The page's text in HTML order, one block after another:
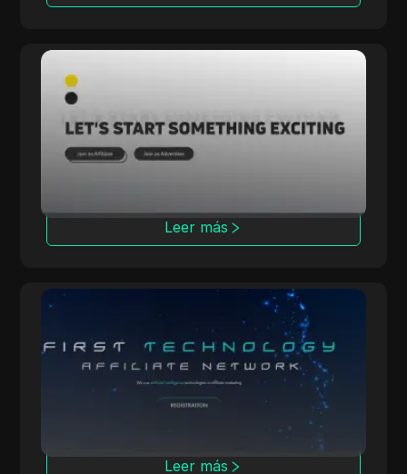
Rainmaker ofrece altas tasas de conversión
con campañas exclusivas de múltiples
verticales, centrándose en soluciones de
iGaming internas.
Leer más
OpenAFF utiliza inteligencia artificial para
aumentar las tasas de conversión de tráfico.
Ofrece acuerdos de CPA, CPL y CRG y apoya
campañas en más de 100 países.
Leer más